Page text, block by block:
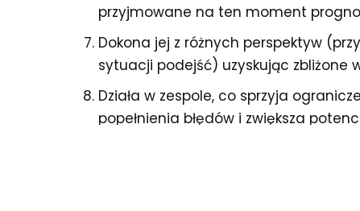
przyjmowane na ten moment
Dokona jej z różnych perspektyw
sytuacji podejść) uzyskując zbliżone
Działa w zespole, co sprzyja
popełnienia błędów i zwiększa